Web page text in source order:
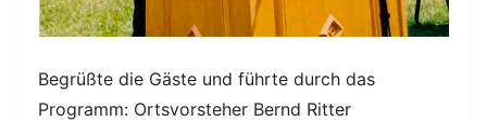
Begrüßte die Gäste und führte durch das
Programm: Ortsvorsteher Bernd Ritter